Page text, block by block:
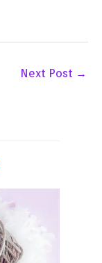
Next Post →